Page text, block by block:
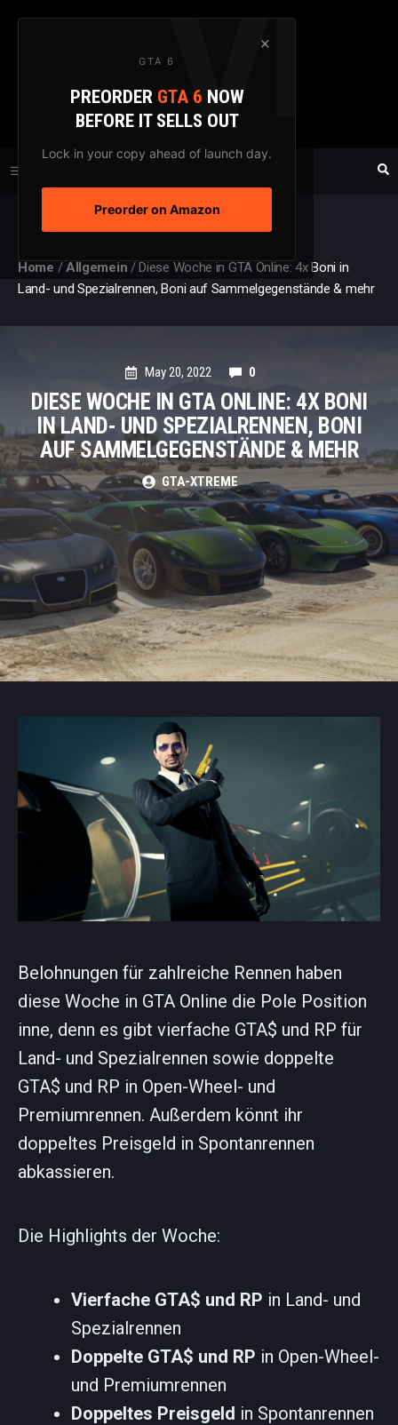
×
GTA 6
PREORDER GTA 6 NOW
BEFORE IT SELLS OUT
Lock in your copy ahead of launch day.
Preorder on Amazon
Zum
GTAXTREME
FANSEITE SEIT 2003
Home /Allgemein /Diese Woche in GTA Online: 4x Boni in
Land- und Spezialrennen, Boni auf Sammelgegenstände & mehr
May 20, 2022 0
DIESE WOCHE IN GTA ONLINE: 4X BONI
IN LAND- UND SPEZIALRENNEN, BONI
AUF SAMMELGEGENSTÄNDE & MEHR
GTA-XTREME
Belohnungen für zahlreiche Rennen haben
diese Woche in GTA Online die Pole Position
inne, denn es gibt vierfache GTA$ und RP für
Land- und Spezialrennen sowie doppelte
GTA$ und RP in Open-Wheel- und
Premiumrennen. Außerdem könnt ihr
doppeltes Preisgeld in Spontanrennen
abkassieren.
Die Highlights der Woche:
Vierfache GTA$ und RP in Land- und
Spezialrennen
Doppelte GTA$ und RP in Open-Wheel-
und Premiumrennen
Doppeltes Preisgeld in Spontanrennen